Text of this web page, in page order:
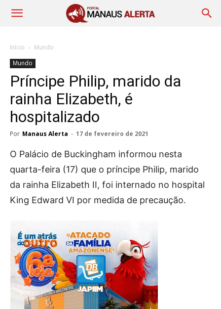
Início
Mundo
Mundo
Príncipe Philip, marido da
rainha Elizabeth, é
hospitalizado
Por Manaus Alerta - 17 de fevereiro de 2021
O Palácio de Buckingham informou nesta
quarta-feira (17) que o príncipe Philip, marido
da rainha Elizabeth II, foi internado no hospital
King Edward VI por medida de precaução.